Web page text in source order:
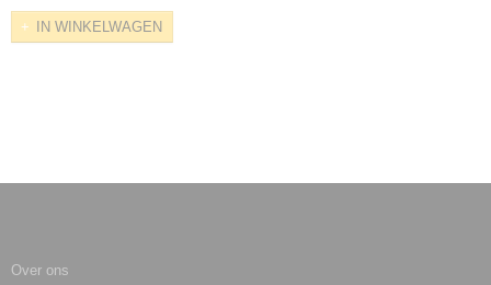
IN WINKELWAGEN
Over ons